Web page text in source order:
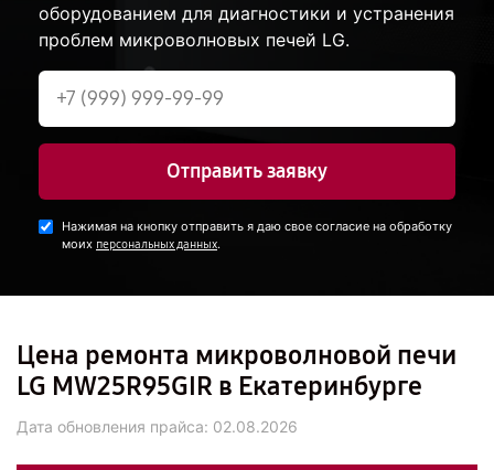
оборудованием для диагностики и устранения
проблем микроволновых печей LG.
Отправить заявку
Нажимая на кнопку отправить я даю свое согласие на обработку
моих персональных данных.
Цена ремонта микроволновой печи
LG MW25R95GIR в Екатеринбурге
Дата обновления прайса: 02.08.2026